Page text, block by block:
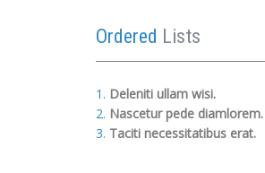
Ordered Lists
Deleniti ullam wisi.
Nascetur pede diamlorem.
Taciti necessitatibus erat.